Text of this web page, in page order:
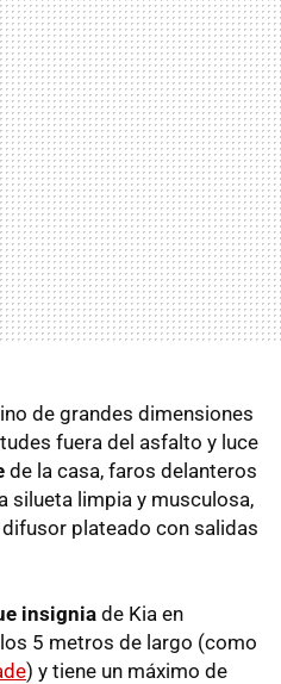
de grandes dimensiones
fuera del asfalto y luce
de la casa, faros delanteros
silueta limpia y musculosa,
plateado con salidas
insignia de Kia en
5 metros de largo (como
) y tiene un máximo de